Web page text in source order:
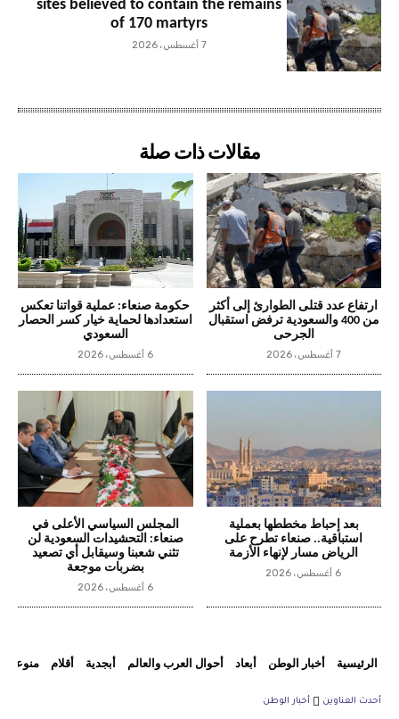
sites believed to contain the remains
of 170 martyrs
7 أغسطس، 2026
مقالات ذات صلة
ارتفاع عدد قتلى الطوارئ إلى أكثر
من 400 والسعودية ترفض استقبال
الجرحى
7 أغسطس، 2026
حكومة صنعاء: عملية قواتنا تعكس
استعدادها لحماية خيار كسر الحصار
السعودي
6 أغسطس، 2026
بعد إحباط مخططها بعملية
استباقية.. صنعاء تطرح على
الرياض مسار لإنهاء الأزمة
6 أغسطس، 2026
المجلس السياسي الأعلى في
صنعاء: التحشيدات السعودية لن
تثني شعبنا وسيقابل أي تصعيد
بضربات موجعة
6 أغسطس، 2026